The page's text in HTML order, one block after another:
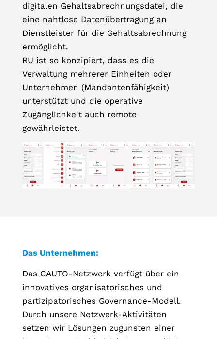
digitalen Gehaltsabrechnungsdatei, die
eine nahtlose Datenübertragung an
Dienstleister für die Gehaltsabrechnung
ermöglicht.
RU ist so konzipiert, dass es die
Verwaltung mehrerer Einheiten oder
Unternehmen (Mandantenfähigkeit)
unterstützt und die operative
Zugänglichkeit auch remote
gewährleistet.
Das Unternehmen:
Das CAUTO-Netzwerk verfügt über ein
innovatives organisatorisches und
partizipatorisches Governance-Modell.
Durch unsere Netzwerk-Aktivitäten
setzen wir Lösungen zugunsten einer